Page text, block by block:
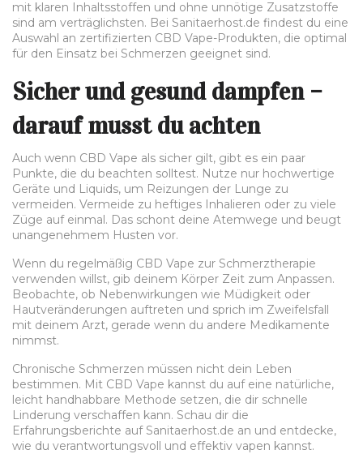
mit klaren Inhaltsstoffen und ohne unnötige Zusatzstoffe
sind am verträglichsten. Bei Sanitaerhost.de findest du eine
Auswahl an zertifizierten CBD Vape-Produkten, die optimal
für den Einsatz bei Schmerzen geeignet sind.
Sicher und gesund dampfen –
darauf musst du achten
Auch wenn CBD Vape als sicher gilt, gibt es ein paar
Punkte, die du beachten solltest. Nutze nur hochwertige
Geräte und Liquids, um Reizungen der Lunge zu
vermeiden. Vermeide zu heftiges Inhalieren oder zu viele
Züge auf einmal. Das schont deine Atemwege und beugt
unangenehmem Husten vor.
Wenn du regelmäßig CBD Vape zur Schmerztherapie
verwenden willst, gib deinem Körper Zeit zum Anpassen.
Beobachte, ob Nebenwirkungen wie Müdigkeit oder
Hautveränderungen auftreten und sprich im Zweifelsfall
mit deinem Arzt, gerade wenn du andere Medikamente
nimmst.
Chronische Schmerzen müssen nicht dein Leben
bestimmen. Mit CBD Vape kannst du auf eine natürliche,
leicht handhabbare Methode setzen, die dir schnelle
Linderung verschaffen kann. Schau dir die
Erfahrungsberichte auf Sanitaerhost.de an und entdecke,
wie du verantwortungsvoll und effektiv vapen kannst.